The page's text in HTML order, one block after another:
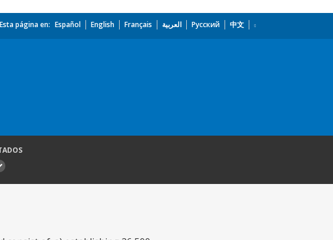
Esta página en: Español English Français العربية Русский 中文